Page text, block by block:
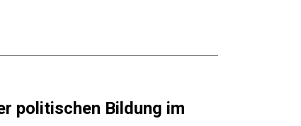
politischen Bildung im